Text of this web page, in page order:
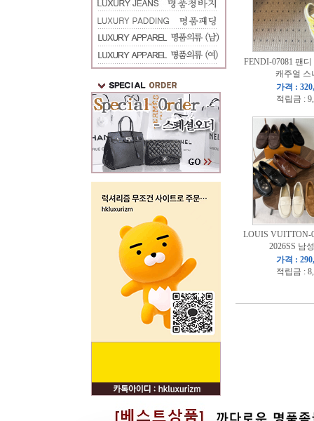
FENDI-07081 팬디
캐주얼 스
가격 :
적립금 :
LOUIS VUITTON-
2026SS 남
가격 :
적립금 :